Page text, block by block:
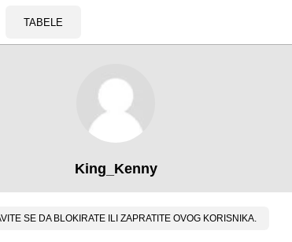
TABELE
King_Kenny
SE DA BLOKIRATE ILI ZAPRATITE OVOG KORISNIKA.